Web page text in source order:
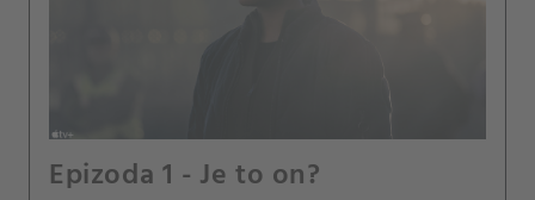
Epizoda 1 - Je to on?